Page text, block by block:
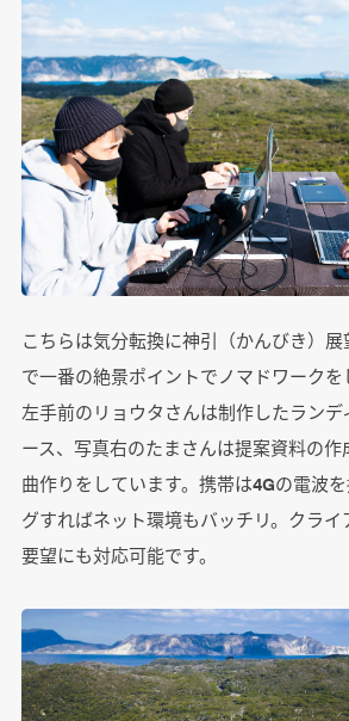
こちらは気分転換に神引（かんびき）
で一番の絶景ポイントでノマドワーク
左手前のリョウタさんは制作したランデ
ース、写真右のたまさんは提案資料の
曲作りをしています。携帯は4Gの電波
グすればネット環境もバッチリ。クライ
要望にも対応可能です。